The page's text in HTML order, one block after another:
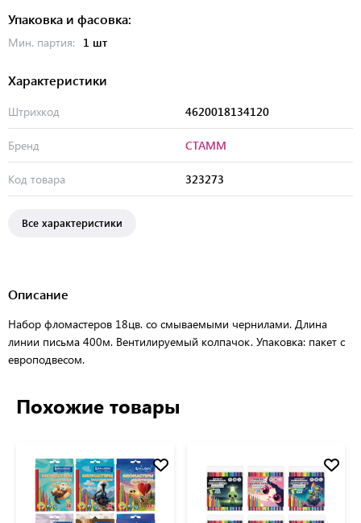
Упаковка и фасовка:
Мин. партия: 1 шт
Характеристики
Штрихкод 4620018134120
Бренд СТАММ
Код товара 323273
Все характеристики
Описание
Набор фломастеров 18цв. со смываемыми чернилами. Длина
линии письма 400м. Вентилируемый колпачок. Упаковка: пакет с
европодвесом.
Похожие товары